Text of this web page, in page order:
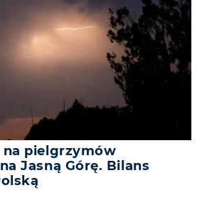
na pielgrzymów
Jasną Górę. Bilans